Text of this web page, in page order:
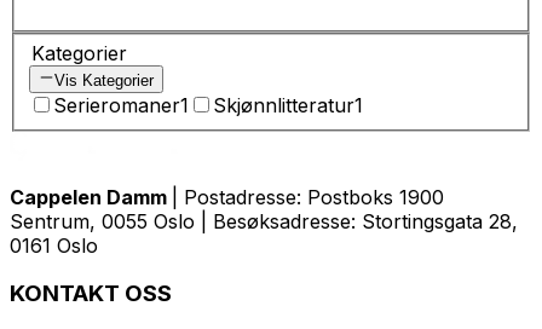
Kategorier
Vis Kategorier
Serieromaner1 Skjønnlitteratur1
Cappelen Damm
| Postadresse: Postboks 1900
Sentrum, 0055 Oslo | Besøksadresse: Stortingsgata 28,
0161 Oslo
KONTAKT OSS